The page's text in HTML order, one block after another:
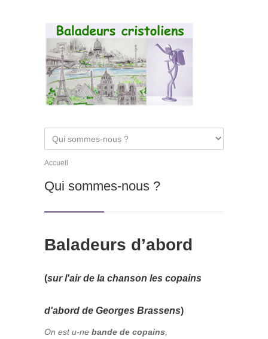
Vous êtes ici
Accueil
Qui sommes-nous ?
Baladeurs d’abord
(sur l'air de la chanson les copains
d'abord de Georges Brassens)
On est u-ne bande de copains